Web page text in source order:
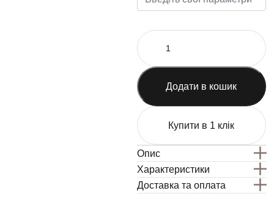
Додати в кошик
Купити в 1 клік
Опис
Характеристики
Доставка та оплата